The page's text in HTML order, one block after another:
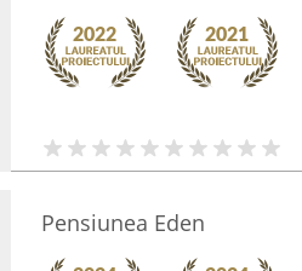
Pensiunea Eden